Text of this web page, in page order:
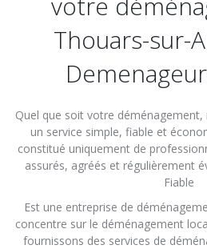
Thouars-sur-
Quel que soit votre
un service simple, fiable et
constitué uniquement de
assurés, agréés et régulièrement
Fiable
Est une entreprise de
concentre sur le déménagement
fournissons des services de